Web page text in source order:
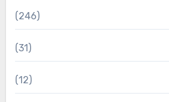
(246)
(31)
(12)